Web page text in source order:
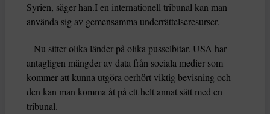
Syrien, säger han.I en internationell tribunal kan man
använda sig av gemensamma underrättelseresurser.
– Nu sitter olika länder på olika pusselbitar. USA har
antagligen mängder av data från sociala medier som
kommer att kunna utgöra oerhört viktig bevisning och
den kan man komma åt på ett helt annat sätt med en
tribunal.